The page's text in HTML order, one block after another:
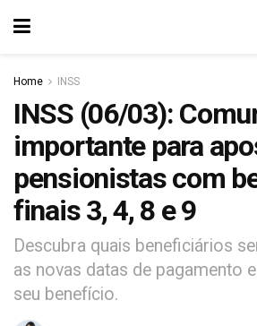
Home INSS
INSS (06/03):
importante para
pensionistas com
finais 3, 4, 8 e 9
Descubra quais beneficiários
as novas datas de pagamento
seu benefício.